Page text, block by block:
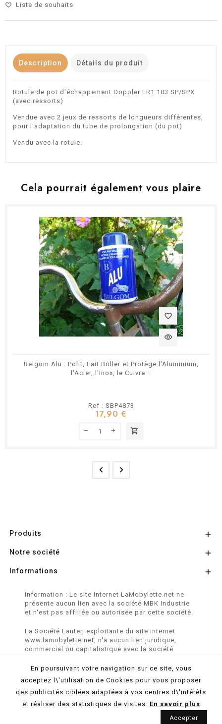
favorite_border Liste de souhaits
Description Détails du produit
Rotule de pot d'échappement Doppler ER1 103 SP/SPX
(avec ressorts)
Vendue avec 2 jeux de ressorts de longueurs différentes,
pour l'adaptation du tube de prolongation (du pot)
Vendu avec la rotule.
Cela pourrait également vous plaire
favorite_border
visibility
Belgom Alu : Polit, Fait Briller et Protège l'Aluminium,
l'Acier, l'Inox, le Cuivre...
Ref : SBP4873
17,90 €
shopping_cart
 
Produits 
Notre société 
Informations 
Information : Le site Internet LaMobylette.net ne
présente aucun lien avec la société MBK Industrie
et n'est pas affiliée ou autorisée par cette société.
La Société Lauter, exploitante du site internet
www.lamobylette.net, n'a aucun lien juridique,
commercial ou capitalistique avec la société
marques SOLEX, VELOSOLEX, SOLEXINE et E-
© 2026 LaMobylette.Net - Réalisation : ProduNet Informatique
En poursuivant votre navigation sur ce site, vous
acceptez l\'utilisation de Cookies pour vous proposer
des publicités ciblées adaptées à vos centres d\'intérêts
et réaliser des statistiques de visites. En savoir plus
Accepter